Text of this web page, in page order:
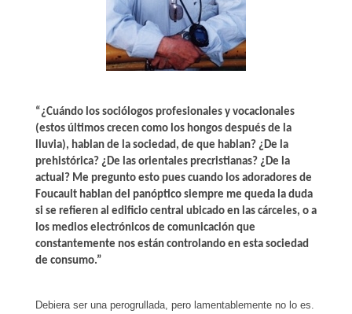
“¿Cuándo los sociólogos profesionales y vocacionales
(estos últimos crecen como los hongos después de la
lluvia), hablan de la sociedad, de que hablan? ¿De la
prehistórica? ¿De las orientales precristianas? ¿De la
actual? Me pregunto esto pues cuando los adoradores de
Foucault hablan del panóptico siempre me queda la duda
si se refieren al edificio central ubicado en las cárceles, o a
los medios electrónicos de comunicación que
constantemente nos están controlando en esta sociedad
de consumo.”
Debiera ser una perogrullada, pero lamentablemente no lo es.